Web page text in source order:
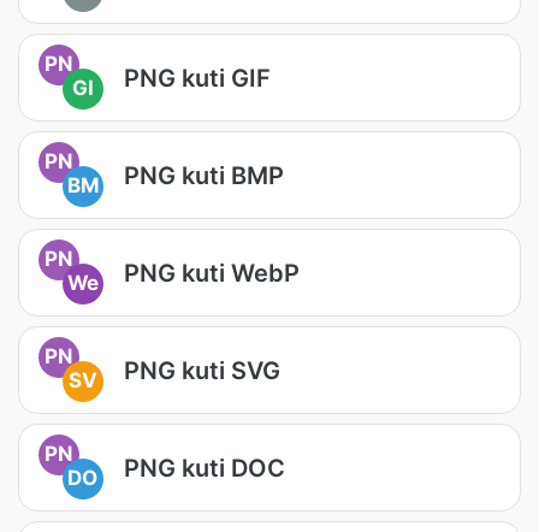
PN
GI
PNG kuti GIF
PN
BM
PNG kuti BMP
PN
We
PNG kuti WebP
PN
SV
PNG kuti SVG
PN
DO
PNG kuti DOC